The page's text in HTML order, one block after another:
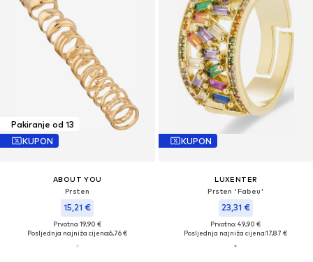
Pakiranje od 13
KUPON
ABOUT YOU
Prsten
15,21 €
Prvotno: 19,90 €
Posljednja najniža cijena:6,76 €
KUPON
LUXENTER
Prsten 'Fabeu'
23,31 €
Prvotno: 49,90 €
Posljednja najniža cijena:17,87 €